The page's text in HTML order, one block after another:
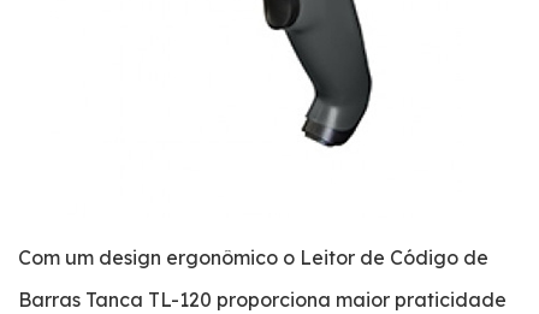
Com um design ergonômico o Leitor de Código de
Barras Tanca TL-120 proporciona maior praticidade